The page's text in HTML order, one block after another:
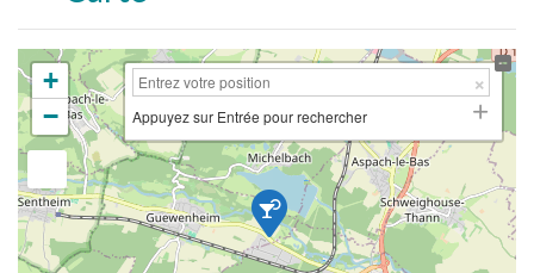
+
−
Appuyez sur Entrée pour rechercher